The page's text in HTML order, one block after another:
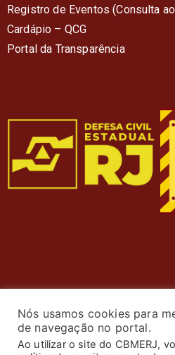
Registro de Eventos (Consulta
Cardápio – QCG
Portal da Transparência
Nós usamos cookies para
de navegação no portal.
Ao utilizar o site do CBMERJ,